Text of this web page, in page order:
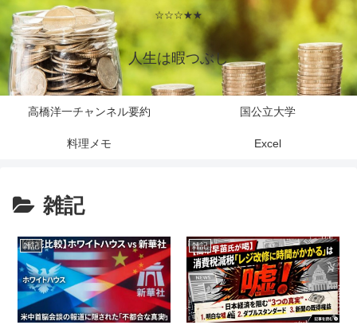
☆☆☆★★
人生は暇つぶし
高橋洋一チャンネル要約 国公立大学
料理メモ Excel
雑記
雑記 雑記